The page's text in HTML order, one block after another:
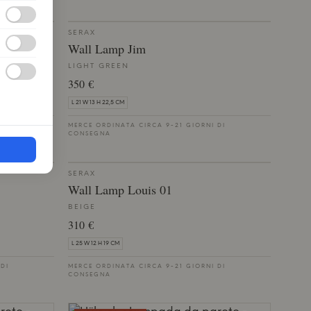
DI
SERAX
Wall Lamp Jim
LIGHT GREEN
350 €
L 21 W 13 H 22,5 CM
MERCE ORDINATA CIRCA 9-21 GIORNI DI
CONSEGNA
SERAX
Wall Lamp Louis 01
BEIGE
310 €
L 25 W 12 H 19 CM
MERCE ORDINATA CIRCA 9-21 GIORNI DI
CONSEGNA